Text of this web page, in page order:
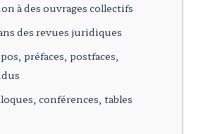
à des ouvrages collectifs
des revues juridiques
préfaces, postfaces,
conférences, tables